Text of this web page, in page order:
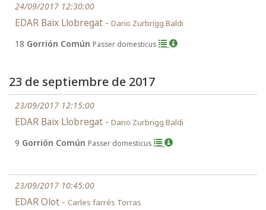
24/09/2017 12:30:00
EDAR Baix Llobregat - Dario Zurbrigg Baldi
18 Gorrión Común Passer domesticus
23 de septiembre de 2017
23/09/2017 12:15:00
EDAR Baix Llobregat - Dario Zurbrigg Baldi
9 Gorrión Común Passer domesticus
23/09/2017 10:45:00
EDAR Olot - Carles farrés Torras